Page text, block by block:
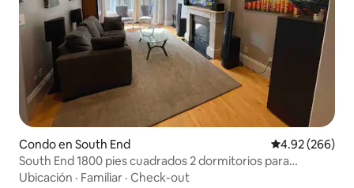
Condo en South End Calificación
4.92 (266)
South End 1800 pies cuadrados 2 dormitorios para
audiófilos
Ubicación · Familiar · Check-out